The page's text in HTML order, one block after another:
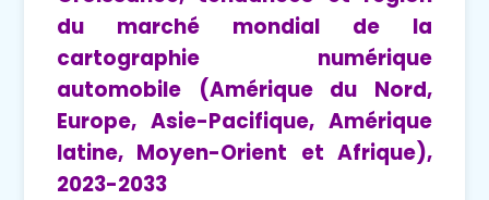
du marché mondial de la
cartographie numérique
automobile (Amérique du Nord,
Europe, Asie-Pacifique, Amérique
latine, Moyen-Orient et Afrique),
2023-2033